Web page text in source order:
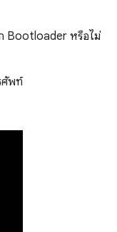
Bootloader หรือไม่
ศัพท์